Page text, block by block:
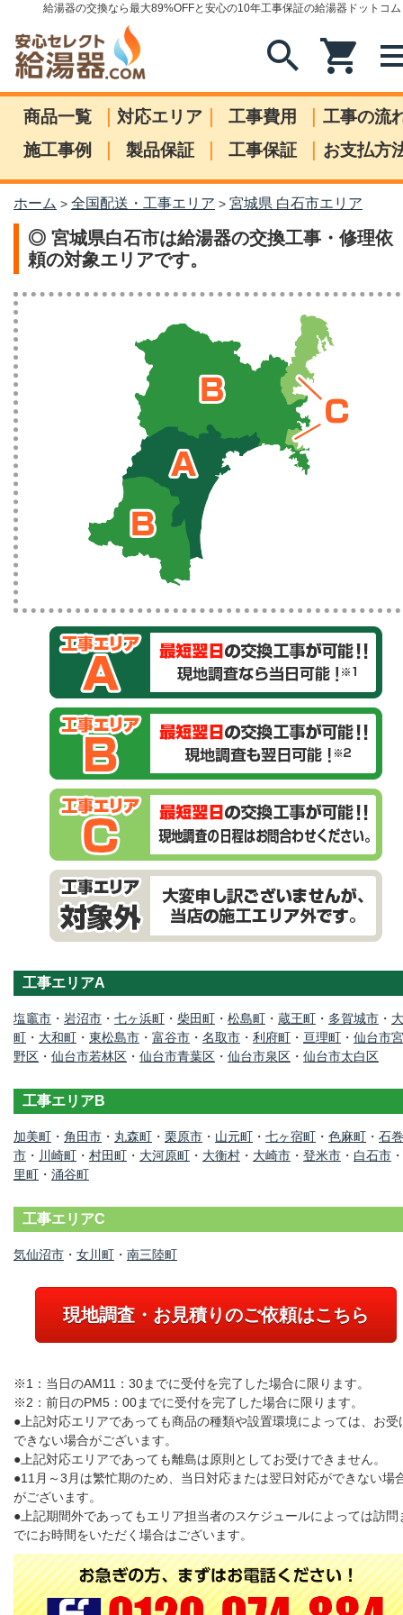
給湯器の交換なら最大89%OFFと安心の10年工事保証の給湯器ドットコム
search shopping_cart
商品一覧 | 対応エリア | 工事費用 | 工事の流
施工事例
| 製品保証 | 工事保証 | お支払方
ホーム > 全国配送・工事エリア > 宮城県 白石市エリア
◎ 宮城県白石市は給湯器の交換工事・修理依
頼の対象エリアです。
工事エリアA
塩竈市 ・ 岩沼市 ・ 七ヶ浜町 ・ 柴田町 ・ 松島町 ・ 蔵王町 ・ 多賀城市 ・
町 ・ 大和町 ・ 東松島市 ・ 富谷市 ・ 名取市 ・ 利府町 ・ 亘理町 ・ 仙台市
野区 ・ 仙台市若林区 ・ 仙台市青葉区 ・ 仙台市泉区 ・ 仙台市太白区
工事エリアB
加美町 ・ 角田市 ・ 丸森町 ・ 栗原市 ・ 山元町 ・ 七ヶ宿町 ・ 色麻町 ・ 石巻
市 ・ 川崎町 ・ 村田町 ・ 大河原町 ・ 大衡村 ・ 大崎市 ・ 登米市 ・ 白石市 ・
里町 ・ 涌谷町
工事エリアC
気仙沼市 ・ 女川町 ・ 南三陸町
現地調査・お見積りのご依頼はこちら
※1：当日のAM11：30までに受付を完了した場合に限ります。
※2：前日のPM5：00までに受付を完了した場合に限ります。
●上記対応エリアであっても商品の種類や設置環境によっては、お受
できない場合がございます。
●上記対応エリアであっても離島は原則としてお受けできません。
●11月～3月は繁忙期のため、当日対応または翌日対応ができない場
がございます。
●上記期間外であってもエリア担当者のスケジュールによっては訪問
でにお時間をいただく場合はございます。